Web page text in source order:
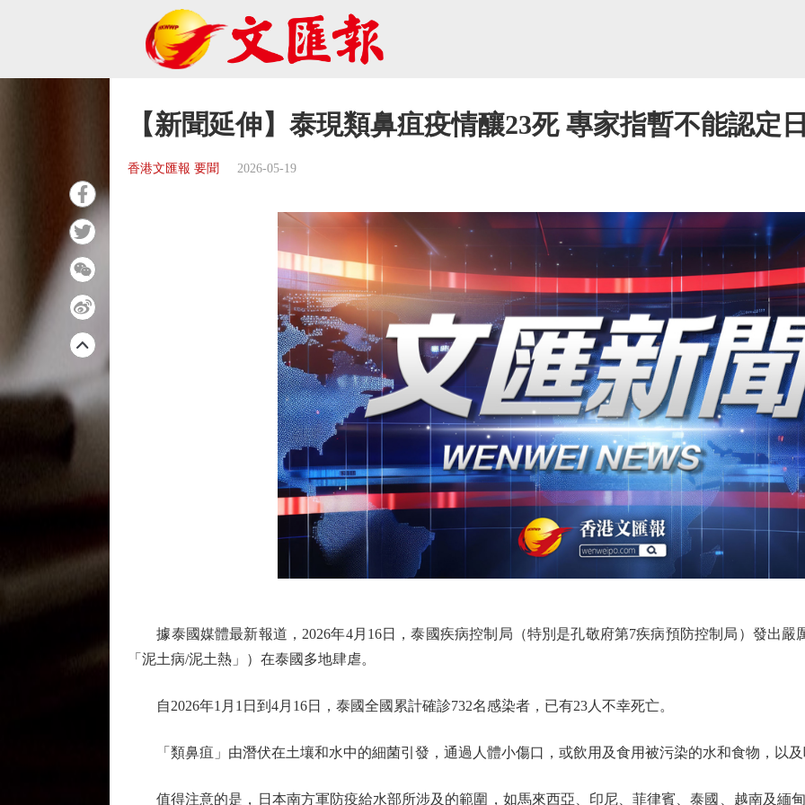
【新聞延伸】泰現類鼻疽疫情釀23死 專家指暫不能認定
香港文匯報 要聞 2026-05-19
據泰國媒體最新報道，2026年4月16日，泰國疾病控制局（特別是孔敬府第7疾病預防控制局）發出嚴
「泥土病/泥土熱」）在泰國多地肆虐。
自2026年1月1日到4月16日，泰國全國累計確診732名感染者，已有23人不幸死亡。
「類鼻疽」由潛伏在土壤和水中的細菌引發，通過人體小傷口，或飲用及食用被污染的水和食物，以
值得注意的是，日本南方軍防疫給水部所涉及的範圍，如馬來西亞、印尼、菲律賓、泰國、越南及緬